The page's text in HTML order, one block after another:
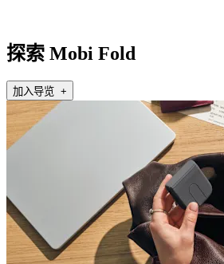
探索 Mobi Fold
加入导览 +